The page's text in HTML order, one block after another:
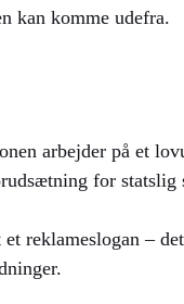
kan komme udefra.
arbejder på et
for statslig
reklameslogan –